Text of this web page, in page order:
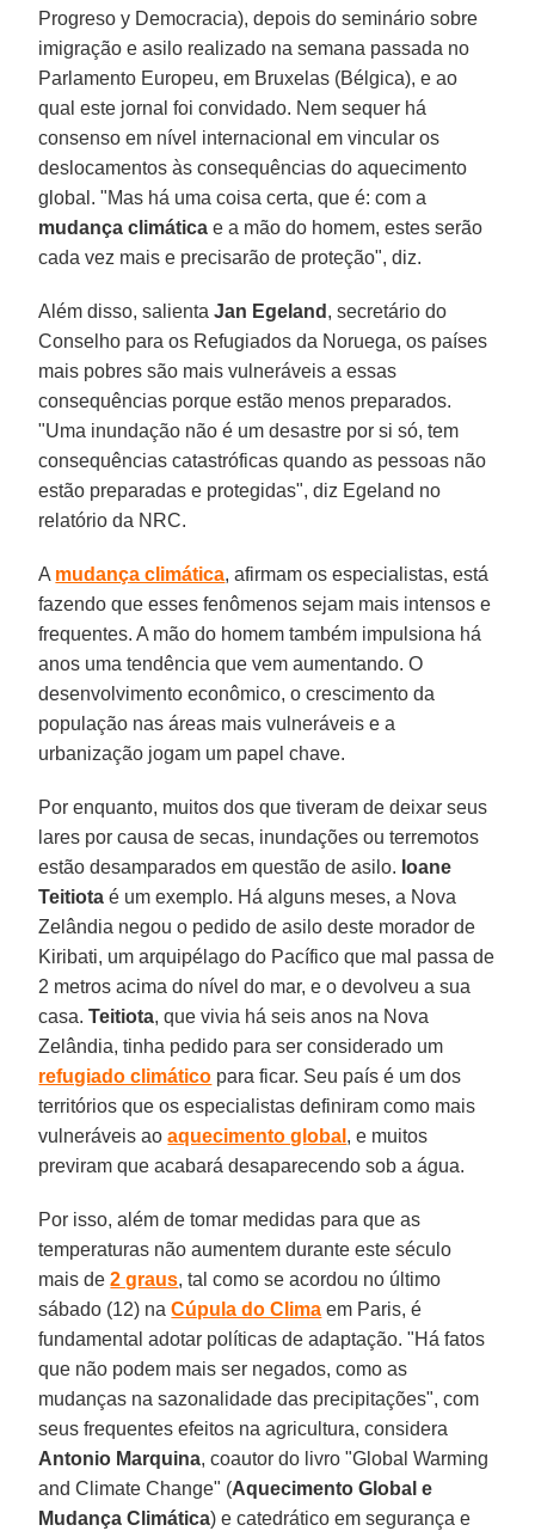
Progreso y Democracia), depois do seminário sobre
imigração e asilo realizado na semana passada no
Parlamento Europeu, em Bruxelas (Bélgica), e ao
qual este jornal foi convidado. Nem sequer há
consenso em nível internacional em vincular os
deslocamentos às consequências do aquecimento
global. "Mas há uma coisa certa, que é: com a
mudança climática e a mão do homem, estes serão
cada vez mais e precisarão de proteção", diz.
Além disso, salientaJan Egeland , secretário do
Conselho para os Refugiados da Noruega, os países
mais pobres são mais vulneráveis a essas
consequências porque estão menos preparados.
"Uma inundação não é um desastre por si só, tem
consequências catastróficas quando as pessoas não
estão preparadas e protegidas", diz Egeland no
relatório da NRC.
A mudança climática, afirmam os especialistas, está
fazendo que esses fenômenos sejam mais intensos e
frequentes. A mão do homem também impulsiona há
anos uma tendência que vem aumentando. O
desenvolvimento econômico, o crescimento da
população nas áreas mais vulneráveis e a
urbanização jogam um papel chave.
Por enquanto, muitos dos que tiveram de deixar seus
lares por causa de secas, inundações ou terremotos
estão desamparados em questão de asilo. Ioane
Teitiota é um exemplo. Há alguns meses, a Nova
Zelândia negou o pedido de asilo deste morador de
Kiribati, um arquipélago do Pacífico que mal passa de
2 metros acima do nível do mar, e o devolveu a sua
casa.Teitiota, que vivia há seis anos na Nova
Zelândia, tinha pedido para ser considerado um
refugiado climático para ficar. Seu país é um dos
territórios que os especialistas definiram como mais
vulneráveis aoaquecimento global , e muitos
previram que acabará desaparecendo sob a água.
Por isso, além de tomar medidas para que as
temperaturas não aumentem durante este século
mais de2 graus, tal como se acordou no último
sábado (12) naCúpula do Clima em Paris, é
fundamental adotar políticas de adaptação. "Há fatos
que não podem mais ser negados, como as
mudanças na sazonalidade das precipitações", com
seus frequentes efeitos na agricultura, considera
Antonio Marquina, coautor do livro "Global Warming
and Climate Change" (Aquecimento Global e
Mudança Climática) e catedrático em segurança e